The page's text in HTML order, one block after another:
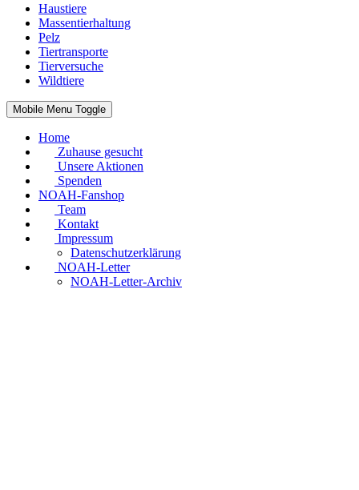
Haustiere
Massentierhaltung
Pelz
Tiertransporte
Tierversuche
Wildtiere
Mobile Menu Toggle
Home
Zuhause gesucht
Unsere Aktionen
Spenden
NOAH-Fanshop
Team
Kontakt
Impressum
Datenschutzerklärung
NOAH-Letter
NOAH-Letter-Archiv